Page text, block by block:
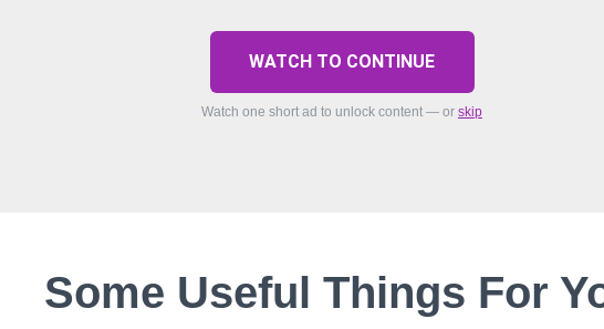
WATCH TO CONTINUE
Watch one short ad to unlock content — or skip
Some Useful Things For